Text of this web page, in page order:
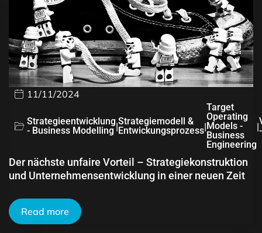
11/11/2024
Strategieentwicklung
- Business Modelling |Strategiemodell &
Entwickungsprozess|
Target
Operating
Models -
Business
Engineering
|
Der nächste unfaire Vorteil – Strategiekonstruktion
und Unternehmensentwicklung in einer neuen Zeit
Read more